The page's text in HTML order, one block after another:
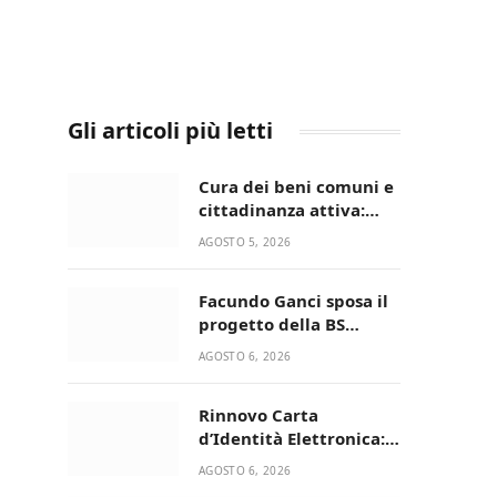
Gli articoli più letti
Cura dei beni comuni e
cittadinanza attiva:
online l’avviso per la
AGOSTO 5, 2026
Facundo Ganci sposa il
progetto della BS
Soccer Team Fasano e
AGOSTO 6, 2026
Rinnovo Carta
d’Identità Elettronica:
continua il piano di
AGOSTO 6, 2026